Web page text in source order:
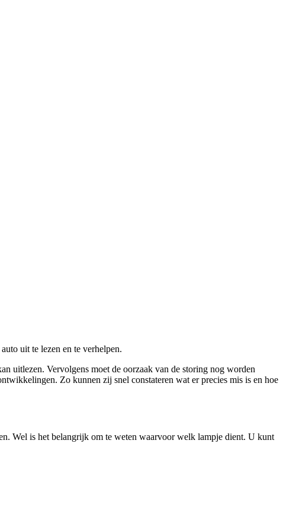
uit te lezen en te verhelpen.
uitlezen. Vervolgens moet de oorzaak van de storing nog worden
Zo kunnen zij snel constateren wat er precies mis is en hoe
Wel is het belangrijk om te weten waarvoor welk lampje dient. U kunt